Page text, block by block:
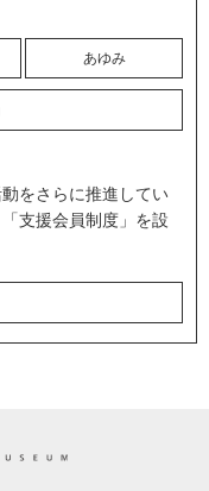
あゆみ
をさらに推進してい
支援会員制度」を設